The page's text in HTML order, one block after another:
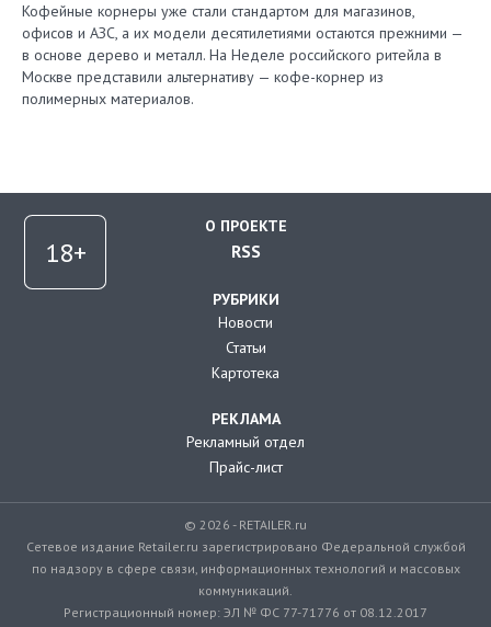
Кофейные корнеры уже стали стандартом для магазинов,
офисов и АЗС, а их модели десятилетиями остаются прежними —
в основе дерево и металл. На Неделе российского ритейла в
Москве представили альтернативу — кофе-корнер из
полимерных материалов.
О ПРОЕКТЕ
RSS
РУБРИКИ
Новости
Статьи
Картотека
РЕКЛАМА
Рекламный отдел
Прайс-лист
© 2026 - RETAILER.ru
Сетевое издание Retailer.ru зарегистрировано Федеральной службой
по надзору в сфере связи, информационных технологий и массовых
коммуникаций.
Регистрационный номер: ЭЛ № ФС 77-71776 от 08.12.2017